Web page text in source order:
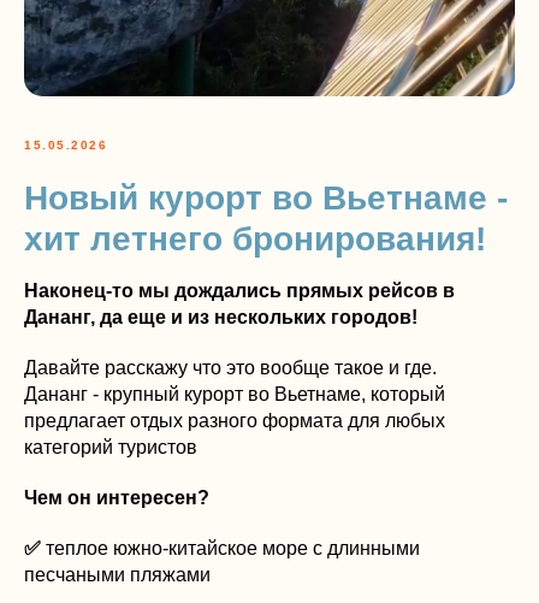
15.05.2026
Новый курорт во Вьетнаме -
хит летнего бронирования!
Наконец-то мы дождались прямых рейсов в
Дананг, да еще и из нескольких городов!
Давайте расскажу что это вообще такое и где.
Дананг - крупный курорт во Вьетнаме, который
предлагает отдых разного формата для любых
категорий туристов
Чем он интересен?
✅ теплое южно-китайское море с длинными
песчаными пляжами